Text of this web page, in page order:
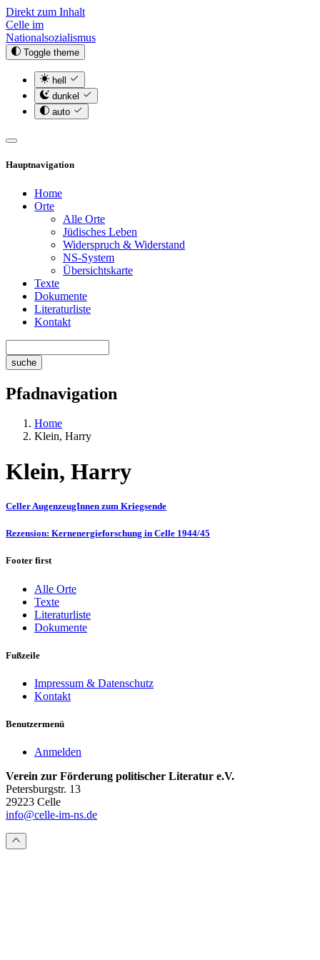
Direkt zum Inhalt
Celle im
Nationalsozialismus
Toggle theme
hell
dunkel
auto
Hauptnavigation
Home
Orte
Alle Orte
Jüdisches Leben
Widerspruch & Widerstand
NS-System
Übersichtskarte
Texte
Dokumente
Literaturliste
Kontakt
Pfadnavigation
Home
Klein, Harry
Klein, Harry
Celler AugenzeugInnen zum Kriegsende
Rezension: Kernenergieforschung in Celle 1944/45
Footer first
Alle Orte
Texte
Literaturliste
Dokumente
Fußzeile
Impressum & Datenschutz
Kontakt
Benutzermenü
Anmelden
Verein zur Förderung politischer Literatur e.V.
Petersburgstr. 13
29223 Celle
info@celle-im-ns.de